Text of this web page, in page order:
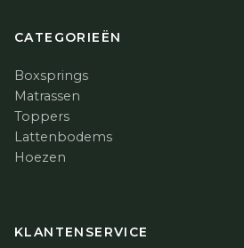
CATEGORIEËN
Boxsprings
Matrassen
Toppers
Lattenbodems
Hoezen
KLANTENSERVICE